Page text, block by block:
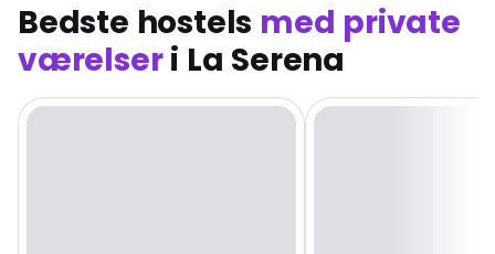
Bedste hostels med private
værelseri La Serena